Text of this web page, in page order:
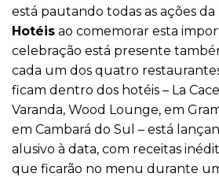
está pautando todas as ações da
Hotéis ao comemorar esta
celebração está presente
cada um dos quatro
ficam dentro dos hotéis – La
Varanda, Wood Lounge, em
em Cambará do Sul – está
alusivo à data, com receitas
que ficarão no menu durante